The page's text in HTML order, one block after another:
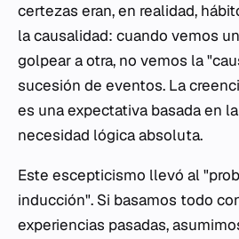
certezas eran, en realidad,
la causalidad: cuando vemos
golpear a otra, no vemos la
sucesión de eventos. La
es una expectativa basada en
necesidad lógica absoluta.
Este escepticismo llevó al
inducción". Si basamos todo
experiencias pasadas,